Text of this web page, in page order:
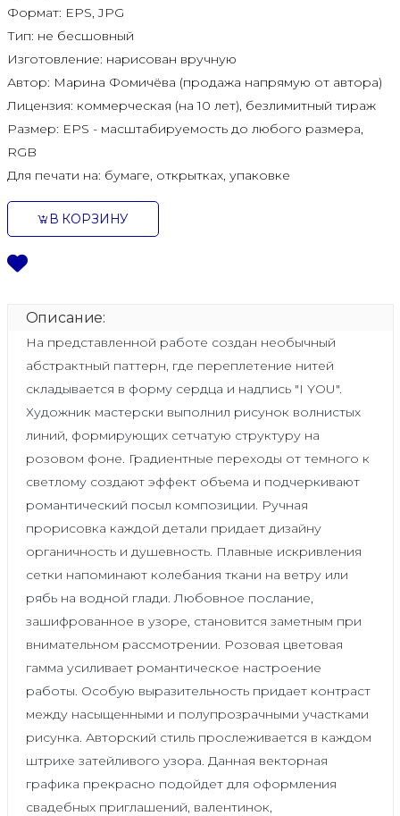
Формат: EPS, JPG
Тип: не бесшовный
Изготовление: нарисован вручную
Автор: Марина Фомичёва (продажа напрямую от автора)
Лицензия: коммерческая (на 10 лет), безлимитный тираж
Размер: EPS - масштабируемость до любого размера,
RGB
Для печати на: бумаге, открытках, упаковке
В КОРЗИНУ
Описание:
На представленной работе создан необычный
абстрактный паттерн, где переплетение нитей
складывается в форму сердца и надпись "I YOU".
Художник мастерски выполнил рисунок волнистых
линий, формирующих сетчатую структуру на
розовом фоне. Градиентные переходы от темного к
светлому создают эффект объема и подчеркивают
романтический посыл композиции. Ручная
прорисовка каждой детали придает дизайну
органичность и душевность. Плавные искривления
сетки напоминают колебания ткани на ветру или
рябь на водной глади. Любовное послание,
зашифрованное в узоре, становится заметным при
внимательном рассмотрении. Розовая цветовая
гамма усиливает романтическое настроение
работы. Особую выразительность придает контраст
между насыщенными и полупрозрачными участками
рисунка. Авторский стиль прослеживается в каждом
штрихе затейливого узора. Данная векторная
графика прекрасно подойдет для оформления
свадебных приглашений, валентинок,